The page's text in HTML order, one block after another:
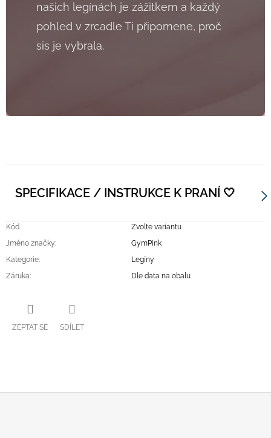
našich legínách je zážitkem a každý
pohled v zrcadle Ti připomene, proč
sis je vybrala.
SPECIFIKACE / INSTRUKCE K PRANÍ 🤍
Kód
Zvolte variantu
Jméno značky:
GymPink
Kategorie:
Legíny
Záruka: Dle data na obalu
ZEPTAT SE SDÍLET